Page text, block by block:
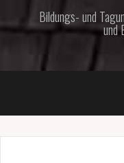
Bildungs- und
und